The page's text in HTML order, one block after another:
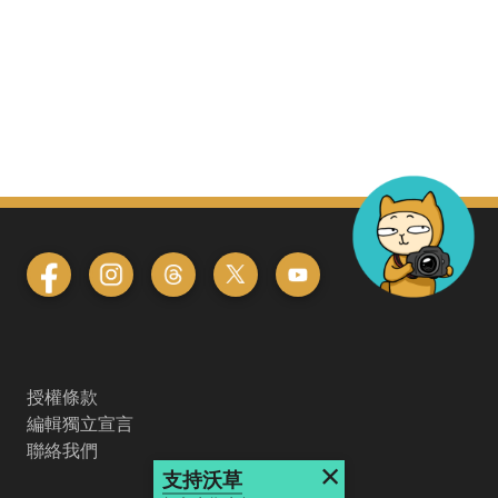
授權條款
編輯獨立宣言
聯絡我們
支持沃草 ×